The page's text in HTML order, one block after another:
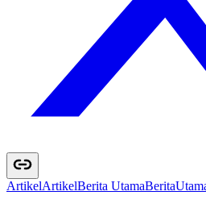
ArtikelArtikelBerita UtamaBeritaUtam